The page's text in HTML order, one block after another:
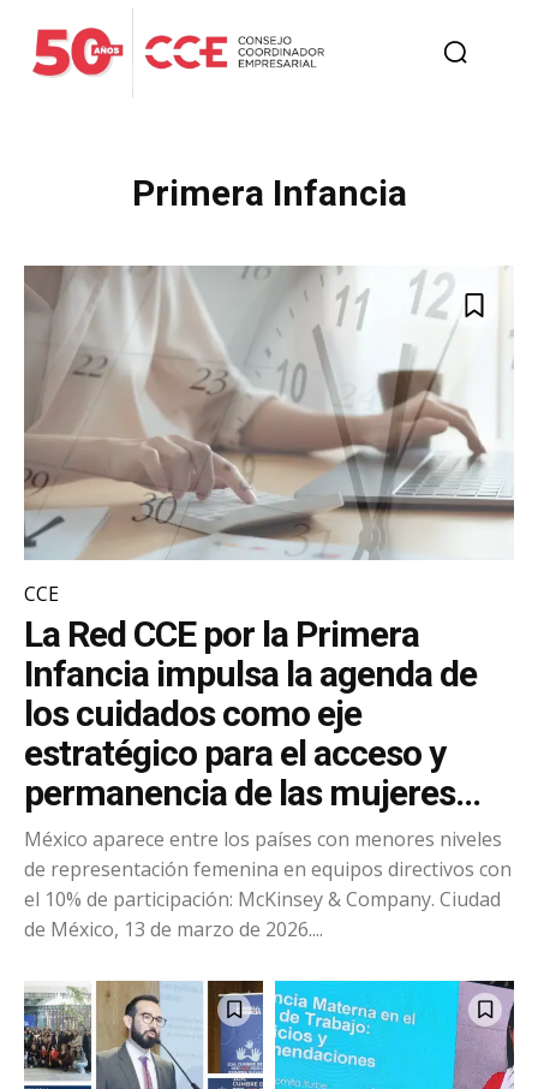
Primera Infancia
CCE
La Red CCE por la Primera
Infancia impulsa la agenda de
los cuidados como eje
estratégico para el acceso y
permanencia de las mujeres...
México aparece entre los países con menores niveles
de representación femenina en equipos directivos con
el 10% de participación: McKinsey & Company. Ciudad
de México, 13 de marzo de 2026....